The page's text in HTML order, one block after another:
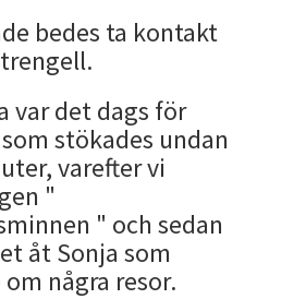
bedes ta kontakt
var det dags för
stökades undan
varefter vi
"
" och sedan
åt Sonja som
några resor.